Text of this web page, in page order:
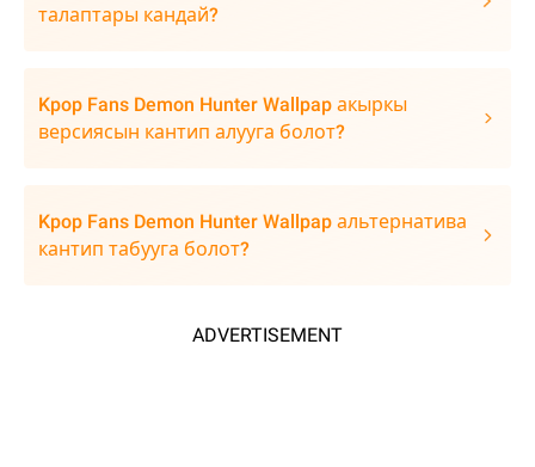
талаптары кандай?
Kpop Fans Demon Hunter Wallpap акыркы
версиясын кантип алууга болот?
Kpop Fans Demon Hunter Wallpap альтернатива
кантип табууга болот?
ADVERTISEMENT